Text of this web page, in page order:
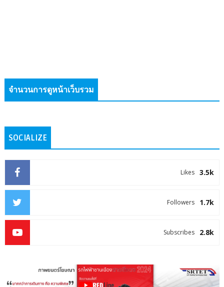
จำนวนการดูหน้าเว็บรวม
SOCIALIZE
3.5k
Likes
1.7k
Followers
2.8k
Subscribes